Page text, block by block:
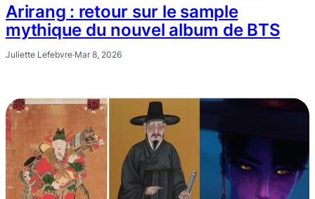
Arirang : retour sur le sample
mythique du nouvel album de BTS
Juliette Lefebvre·Mar 8, 2026